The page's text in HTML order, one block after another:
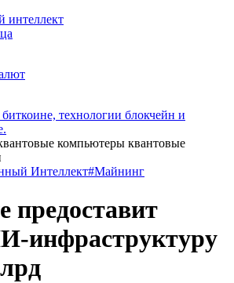
интеллект
технологии блокчейн и
Интеллект#Майнинг
предоставит
инфраструктуру